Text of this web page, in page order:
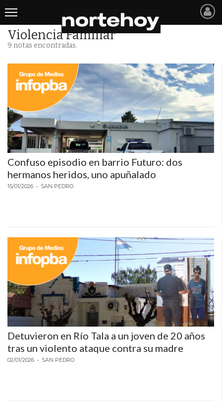
Últimas
INICIO
NOTICIAS RECIENTES
SAN NICOLAS
RAMALLO
SAN PEDRO
PROVINCIA
ULTIMAS NOTICIAS
TEMAS DESTACADOS
TECNOLOGÍA
SERVICIOS
PRONÓSTICO
HORÓSCOPO
Violencia Familiar
9 notas encontradas.
Confuso episodio en barrio Futuro: dos
hermanos heridos, uno apuñalado
15/01/2026 • SAN PEDRO
Detuvieron en Río Tala a un joven de 20 años
tras un violento ataque contra su madre
02/01/2026 • SAN PEDRO